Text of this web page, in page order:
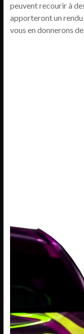
peuvent recourir à
apporteront un
vous en donnerons